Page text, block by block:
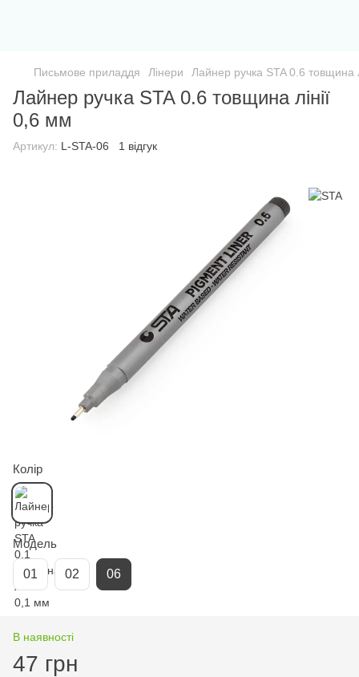
Письмове приладдя Лінери Лайнер ручка STA 0.6 товщина
Лайнер ручка STA 0.6 товщина лінії
0,6 мм
Артикул: L-STA-06 1 відгук
Колір
Модель
01 02 06
В наявності
47 грн